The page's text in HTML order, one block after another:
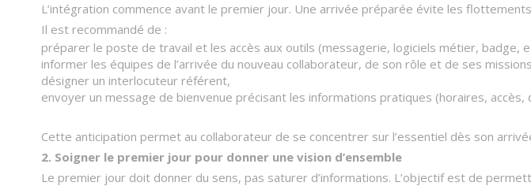
L’intégration commence avant le premier jour. Une arrivée préparée évite les
Il est recommandé de :
préparer le poste de travail et les accès aux outils (messagerie, logiciels métier, badge,
informer les équipes de l’arrivée du nouveau collaborateur, de son rôle et de ses
désigner un interlocuteur référent,
envoyer un message de bienvenue précisant les informations pratiques (horaires,
Cette anticipation permet au collaborateur de se concentrer sur l’essentiel dès son
2. Soigner le premier jour pour donner une vision d’ensemble
Le premier jour doit donner du sens, pas saturer d’informations. L’objectif est de